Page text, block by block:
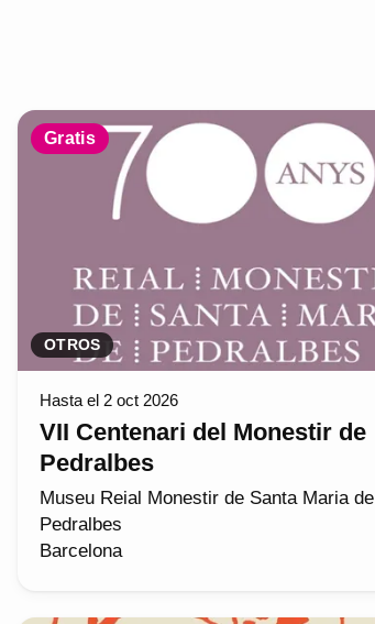
Gratis
OTROS
Hasta el 2 oct 2026
VII Centenari del Monestir de
Pedralbes
Museu Reial Monestir de Santa Maria de
Pedralbes
Barcelona